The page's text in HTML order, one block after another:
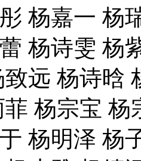
杨嘉一 杨
杨诗雯 杨
远 杨诗晗
杨宗宝
杨明泽 杨